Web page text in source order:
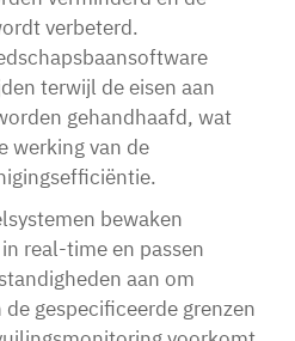
verbeterd.
terwijl de eisen aan
gehandhaafd, wat
werking van de
bewaken
real-time en passen
aan om
gespecificeerde grenzen